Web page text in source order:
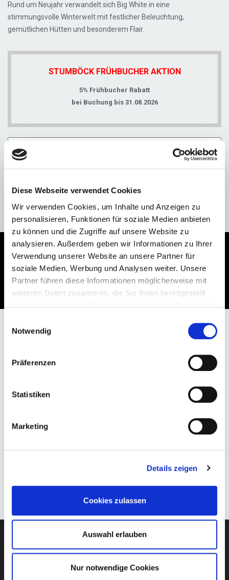
Diese Webseite verwendet Cookies
Wir verwenden Cookies, um Inhalte und Anzeigen zu
personalisieren, Funktionen für soziale Medien anbieten
zu können und die Zugriffe auf unsere Website zu
analysieren. Außerdem geben wir Informationen zu Ihrer
Verwendung unserer Website an unsere Partner für
soziale Medien, Werbung und Analysen weiter. Unsere
Partner führen diese Informationen möglicherweise mit
weiteren Daten zusammen, die Sie ihnen bereitgestellt
Notwendig
Präferenzen
Statistiken
Marketing
Details zeigen
Cookies zulassen
Auswahl erlauben
Nur notwendige Cookies
Rund um Neujahr verwandelt sich Big White in eine
stimmungsvolle Winterwelt mit festlicher Beleuchtung,
gemütlichen Hütten und besonderem Flair.
STUMBÖCK FRÜHBUCHER AKTION
5% Frühbucher Rabatt
bei Buchung bis 31.08.2026
Preis ab
ANFRAGE
Reiseablauf
Termine & Preise
Leistungen
Skigebiete
Zusatzaktivitäten
Unterkünfte
26.12.2026 - 04.01.2027
Newsletter-Anmeldung